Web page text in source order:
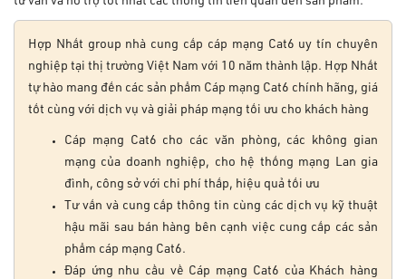
Hợp Nhất group nhà cung cấp cáp mạng Cat6 uy tín chuyên
nghiệp tại thị trường Việt Nam với 10 năm thành lập. Hợp Nhất
tự hào mang đến các sản phẩm Cáp mạng Cat6 chính hãng, giá
tốt cùng với dịch vụ và giải pháp mạng tối ưu cho khách hàng
Cáp mạng Cat6 cho các văn phòng, các không gian
mạng của doanh nghiệp, cho hệ thống mạng Lan gia
đình, công sở với chi phí thấp, hiệu quả tối ưu
Tư vấn và cung cấp thông tin cùng các dịch vụ kỹ thuật
hậu mãi sau bán hàng bên cạnh việc cung cấp các sản
phẩm cáp mạng Cat6.
Đáp ứng nhu cầu về Cáp mạng Cat6 của Khách hàng